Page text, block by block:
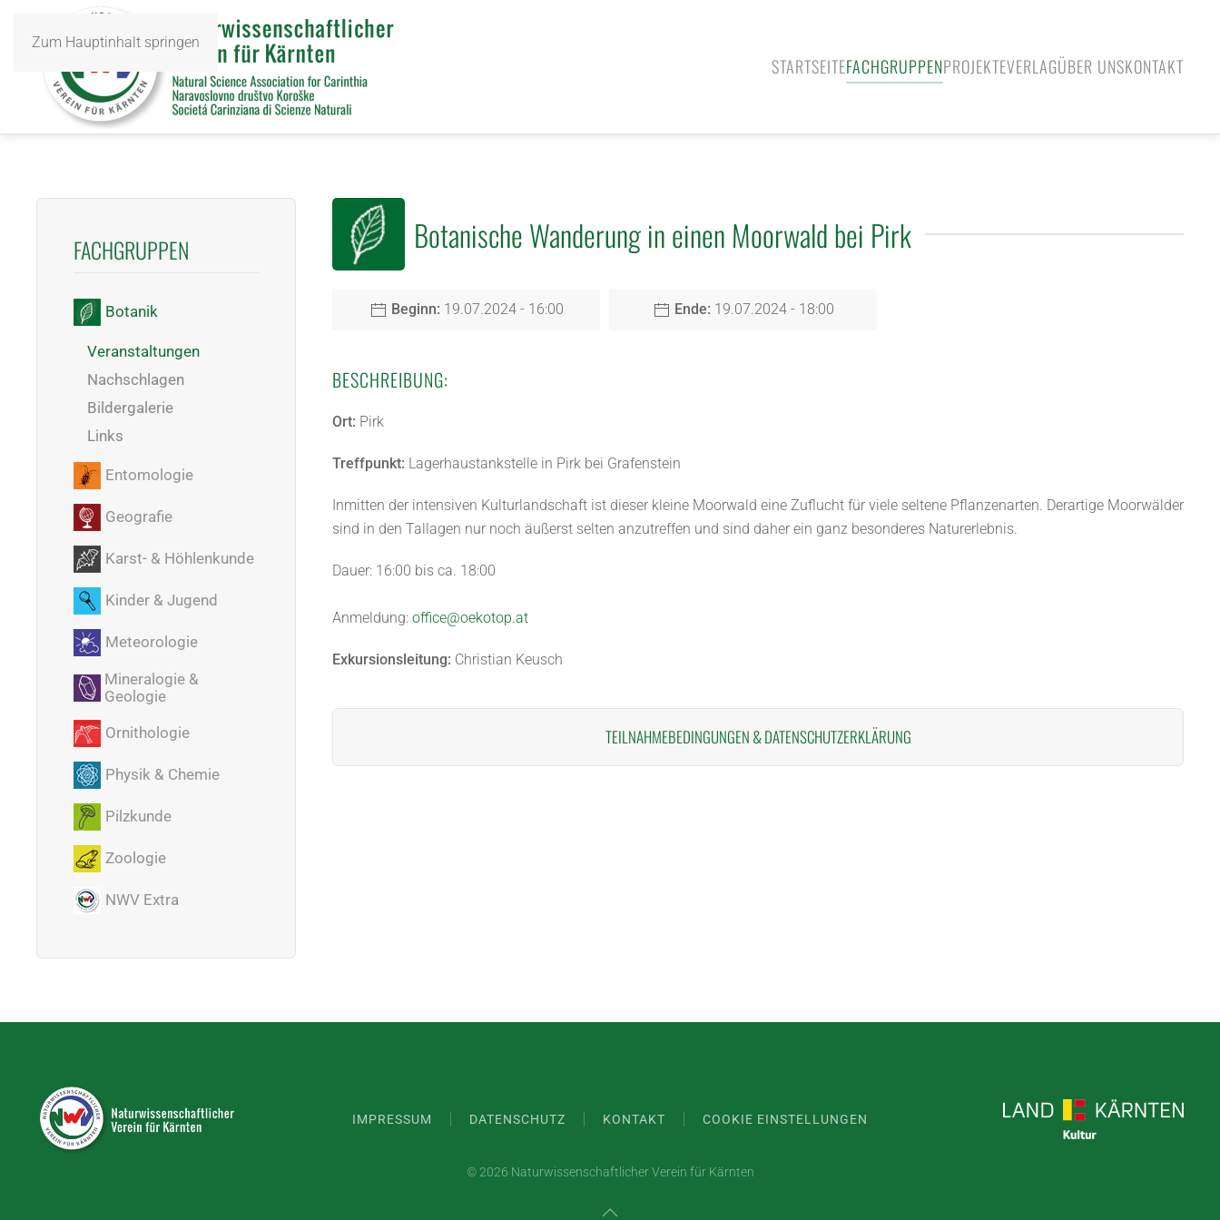
Zum Hauptinhalt springen
STARTSEITEFACHGRUPPENPROJEKTEVERLAGÜBER UNSKONTAKT
FACHGRUPPEN
Botanik
Veranstaltungen
Nachschlagen
Bildergalerie
Links
Entomologie
Geografie
Karst- & Höhlenkunde
Kinder & Jugend
Meteorologie
Mineralogie &
Geologie
Ornithologie
Physik & Chemie
Pilzkunde
Zoologie
NWV Extra
Botanische Wanderung in einen Moorwald bei Pirk
Beginn: 19.07.2024 - 16:00 Ende: 19.07.2024 - 18:00
BESCHREIBUNG:
Ort: Pirk
Treffpunkt: Lagerhaustankstelle in Pirk bei Grafenstein
Inmitten der intensiven Kulturlandschaft ist dieser kleine Moorwald eine Zuflucht für viele seltene Pflanzenarten. Derartige Moorwälder
sind in den Tallagen nur noch äußerst selten anzutreffen und sind daher ein ganz besonderes Naturerlebnis.
Dauer: 16:00 bis ca. 18:00
Anmeldung: office@oekotop.at
Exkursionsleitung: Christian Keusch
TEILNAHMEBEDINGUNGEN &DATENSCHUTZERKLÄRUNG
IMPRESSUM DATENSCHUTZ KONTAKT COOKIE EINSTELLUNGEN
©2026 Naturwissenschaftlicher Verein für Kärnten